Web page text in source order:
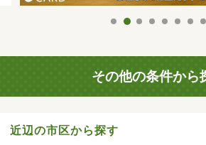
その他の条件から
近辺の市区から探す